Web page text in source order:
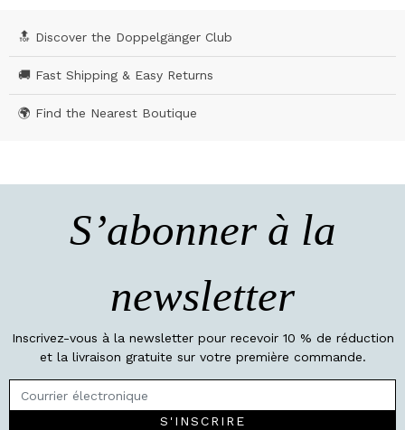
🔝 Discover the Doppelgänger Club
🚚 Fast Shipping & Easy Returns
🌍 Find the Nearest Boutique
S’abonner à la
newsletter
Inscrivez-vous à la newsletter pour recevoir 10 % de réduction
et la livraison gratuite sur votre première commande.
S'INSCRIRE